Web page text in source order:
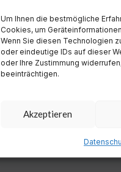
Um Ihnen die bestmögliche
Cookies, um
Wenn Sie diesen Technologien
oder eindeutige IDs auf dieser
oder Ihre Zustimmung
beeinträchtigen.
Akzeptieren